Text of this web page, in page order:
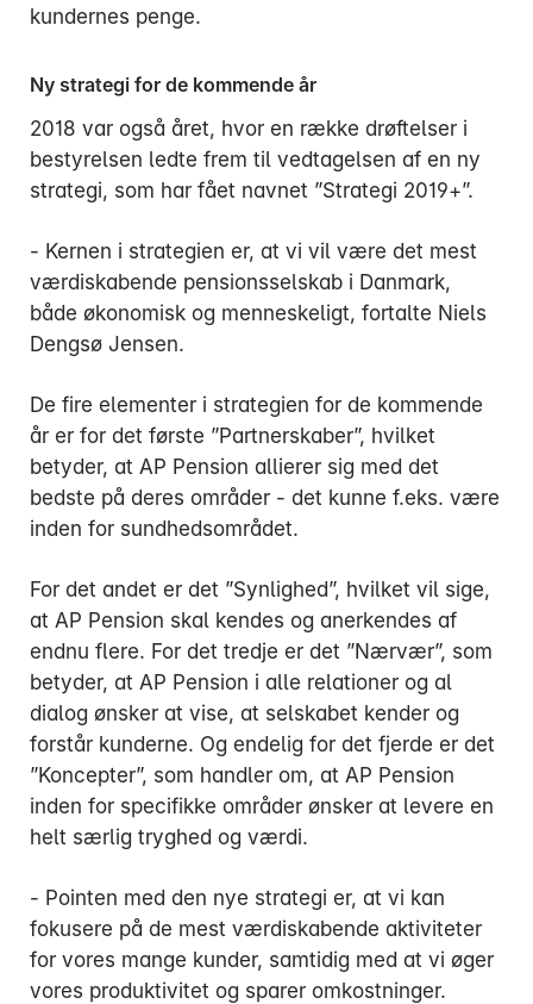
kundernes penge.
Ny strategi for de kommende år
2018 var også året, hvor en række drøftelser i
bestyrelsen ledte frem til vedtagelsen af en ny
strategi, som har fået navnet ”Strategi 2019+”.
- Kernen i strategien er, at vi vil være det mest
værdiskabende pensionsselskab i Danmark,
både økonomisk og menneskeligt, fortalte Niels
Dengsø Jensen.
De fire elementer i strategien for de kommende
år er for det første ”Partnerskaber”, hvilket
betyder, at AP Pension allierer sig med det
bedste på deres områder - det kunne f.eks. være
inden for sundhedsområdet.
For det andet er det ”Synlighed”, hvilket vil sige,
at AP Pension skal kendes og anerkendes af
endnu flere. For det tredje er det ”Nærvær”, som
betyder, at AP Pension i alle relationer og al
dialog ønsker at vise, at selskabet kender og
forstår kunderne. Og endelig for det fjerde er det
”Koncepter”, som handler om, at AP Pension
inden for specifikke områder ønsker at levere en
helt særlig tryghed og værdi.
- Pointen med den nye strategi er, at vi kan
fokusere på de mest værdiskabende aktiviteter
for vores mange kunder, samtidig med at vi øger
vores produktivitet og sparer omkostninger.